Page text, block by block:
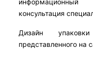
информационный
консультация
Дизайн
представленного на